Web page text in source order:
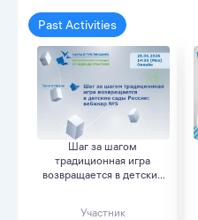
Past Activities
Шаг за шагом
традиционная игра
возвращается в детские
Участник